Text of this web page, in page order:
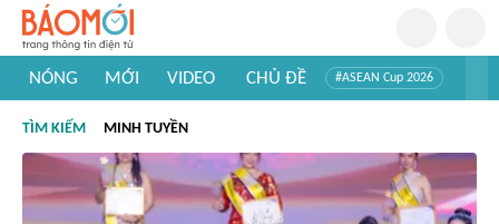
NÓNG MỚI VIDEO CHỦ ĐỀ #ASEAN Cup 2026
#Khám phá thế giới
TÌM KIẾM MINH TUYỀN